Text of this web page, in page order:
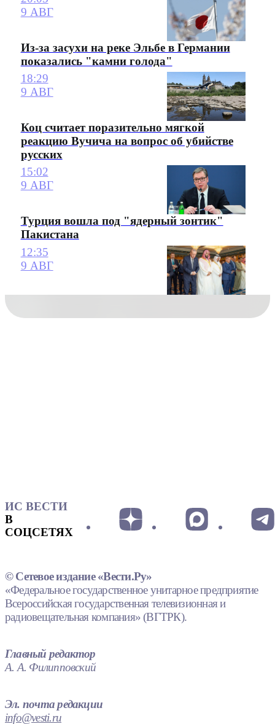
9 АВГ
Из-за засухи на реке Эльбе в Германии
показались "камни голода"
18:29
9 АВГ
Коц считает поразительно мягкой
реакцию Вучича на вопрос об убийстве
русских
15:02
9 АВГ
Турция вошла под "ядерный зонтик"
Пакистана
12:35
9 АВГ
ИС ВЕСТИ
В
СОЦСЕТЯХ
© Сетевое издание «Вести.Ру»
«Федеральное государственное унитарное предприятие
Всероссийская государственная телевизионная и
радиовещательная компания» (ВГТРК).
Главный редактор
А. А. Филипповский
Эл. почта редакции
info@vesti.ru